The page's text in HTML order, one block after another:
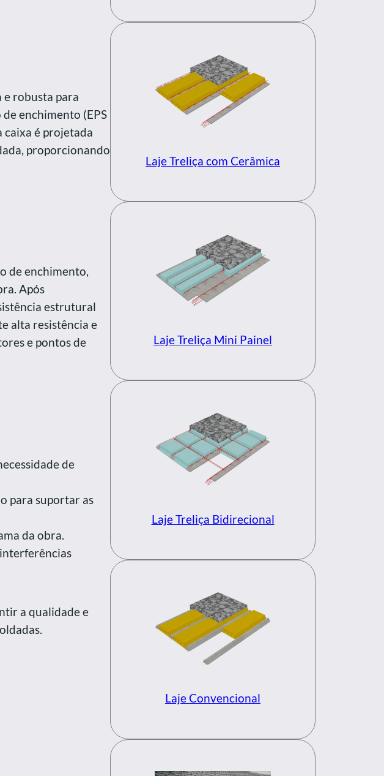
e robusta para
enchimento (EPS
caixa é projetada
proporcionando
de enchimento,
Após
estrutural
alta resistência e
e pontos de
de
para suportar as
da obra.
a qualidade e
Laje Treliça com Cerâmica
Laje Treliça Mini Painel
Laje Treliça Bidirecional
Laje Convencional